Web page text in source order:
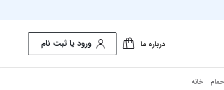
درباره ما ورود یا ثبت نام
خانه